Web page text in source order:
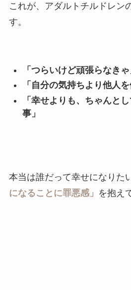
これが、アダルトチルドレン
す。
「つらいけど頑張らなきゃ
「自分の気持ちより他人
「幸せよりも、ちゃんと
事」
本当は誰だって幸せになりた
になることに罪悪感」 を抱え